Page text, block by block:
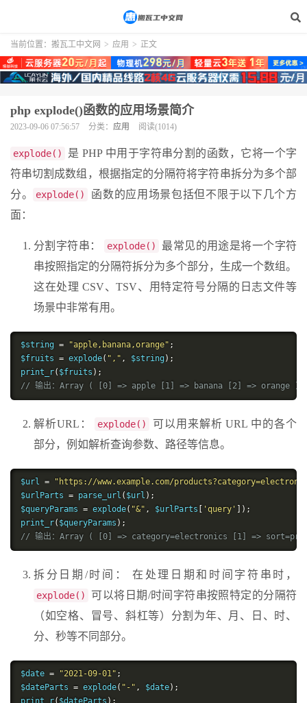
当前位置： 搬瓦工中文网 > 应用 > 正文
php explode()函数的应用场景简介
2023-09-06 07:56:57 分类： 应用 阅读(1014)
explode()
是 PHP 中用于字符串分割的函数，它将一个字
符串切割成数组，根据指定的分隔符将字符串拆分为多个部
分。
explode()
函数的应用场景包括但不限于以下几个方
面：
分割字符串： explode()
最常见的用途是将一个字符
串按照指定的分隔符拆分为多个部分，生成一个数组。
这在处理 CSV、TSV、用特定符号分隔的日志文件等
场景中非常有用。
$string = "apple,banana,orange" ;
$fruits = explode( "," , $string );
print_r( $fruits );
// 输出：Array ( [0] => apple [1] => banana [2] => orange )
解析URL： explode()
可以用来解析 URL 中的各个
部分，例如解析查询参数、路径等信息。
$url =
"https://www.example.com/
$urlParts = parse_url ( $url );
$queryParams = explode( "&" , $urlParts 'query'
]);
print_r( $queryParams );
// 输出：Array ( [0] => category=electronics [1] =>
拆分日期/时间： 在处理日期和时间字符串时，
explode()
可以将日期/时间字符串按照特定的分隔符
（如空格、冒号、斜杠等）分割为年、月、日、时、
分、秒等不同部分。
$date = "2021-09-01" ;
$dateParts = explode( "-" , $date);